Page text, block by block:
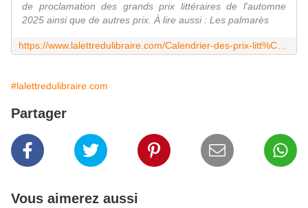
de proclamation des grands prix littéraires de l'automne
2025 ainsi que de autres prix. À lire aussi : Les palmarès
#lalettredulibraire.com
Partager
Vous aimerez aussi